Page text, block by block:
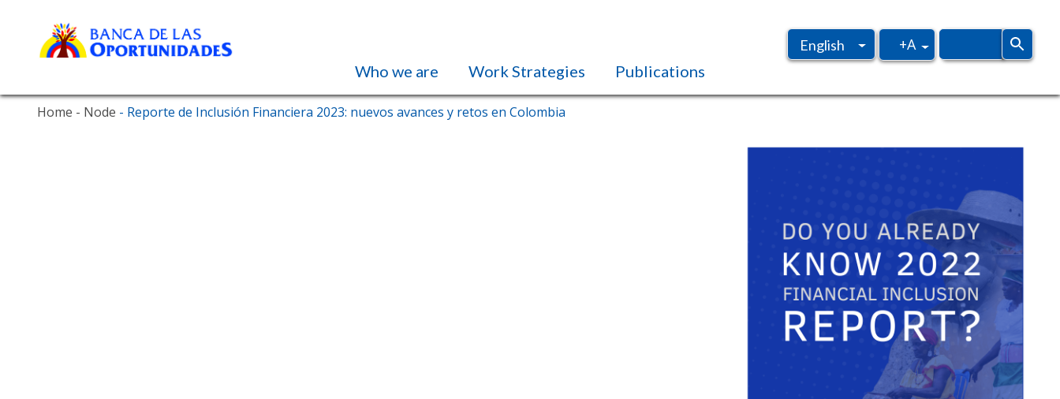
Skip
English
+A
Who we are Work Strategies Publications
Home - Node - Reporte de Inclusión Financiera 2023: nuevos avances y retos en Colombia